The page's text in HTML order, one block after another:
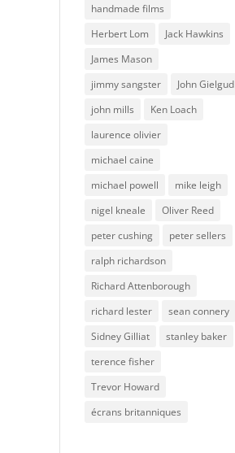
handmade films
Herbert Lom
Jack Hawkins
James Mason
jimmy sangster
John Gielgud
john mills
Ken Loach
laurence olivier
michael caine
michael powell
mike leigh
nigel kneale
Oliver Reed
peter cushing
peter sellers
ralph richardson
Richard Attenborough
richard lester
sean connery
Sidney Gilliat
stanley baker
terence fisher
Trevor Howard
écrans britanniques